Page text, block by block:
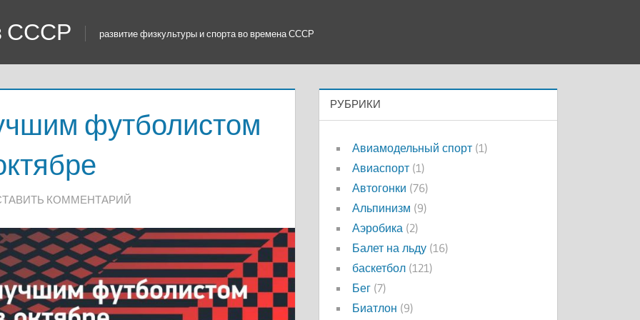
СССР развитие физкультуры и спорта во времена СССР
футболистом
КОММЕНТАРИЙ
РУБРИКИ
Авиамодельный спорт (1)
Авиаспорт (1)
Автогонки (76)
Альпинизм (9)
Аэробика (2)
Балет на льду (16)
баскетбол (121)
Бег (7)
Биатлон (9)